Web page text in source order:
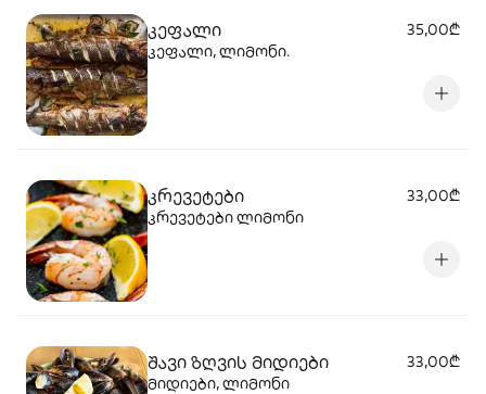
კეფალი
35,00₾
კეფალი, ლიმონი.
კრევეტები
33,00₾
კრევეტები ლიმონი
შავი ზღვის მიდიები
33,00₾
მიდიები, ლიმონი